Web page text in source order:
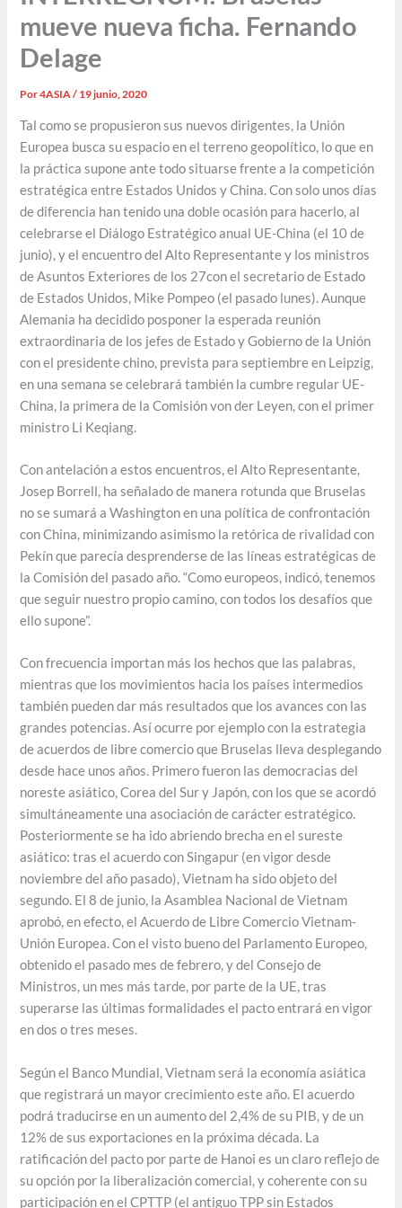
mueve nueva ficha. Fernando
Delage
Por4ASIA/ 19 junio, 2020
Tal como se propusieron sus nuevos dirigentes, la Unión
Europea busca su espacio en el terreno geopolítico, lo que en
la práctica supone ante todo situarse frente a la competición
estratégica entre Estados Unidos y China. Con solo unos días
de diferencia han tenido una doble ocasión para hacerlo, al
celebrarse el Diálogo Estratégico anual UE-China (el 10 de
junio), y el encuentro del Alto Representante y los ministros
de Asuntos Exteriores de los 27con el secretario de Estado
de Estados Unidos, Mike Pompeo (el pasado lunes). Aunque
Alemania ha decidido posponer la esperada reunión
extraordinaria de los jefes de Estado y Gobierno de la Unión
con el presidente chino, prevista para septiembre en Leipzig,
en una semana se celebrará también la cumbre regular UE-
China, la primera de la Comisión von der Leyen, con el primer
ministro Li Keqiang.
Con antelación a estos encuentros, el Alto Representante,
Josep Borrell, ha señalado de manera rotunda que Bruselas
no se sumará a Washington en una política de confrontación
con China, minimizando asimismo la retórica de rivalidad con
Pekín que parecía desprenderse de las líneas estratégicas de
la Comisión del pasado año. “Como europeos, indicó, tenemos
que seguir nuestro propio camino, con todos los desafíos que
ello supone”.
Con frecuencia importan más los hechos que las palabras,
mientras que los movimientos hacia los países intermedios
también pueden dar más resultados que los avances con las
grandes potencias. Así ocurre por ejemplo con la estrategia
de acuerdos de libre comercio que Bruselas lleva desplegando
desde hace unos años. Primero fueron las democracias del
noreste asiático, Corea del Sur y Japón, con los que se acordó
simultáneamente una asociación de carácter estratégico.
Posteriormente se ha ido abriendo brecha en el sureste
asiático: tras el acuerdo con Singapur (en vigor desde
noviembre del año pasado), Vietnam ha sido objeto del
segundo. El 8 de junio, la Asamblea Nacional de Vietnam
aprobó, en efecto, el Acuerdo de Libre Comercio Vietnam-
Unión Europea. Con el visto bueno del Parlamento Europeo,
obtenido el pasado mes de febrero, y del Consejo de
Ministros, un mes más tarde, por parte de la UE, tras
superarse las últimas formalidades el pacto entrará en vigor
en dos o tres meses.
Según el Banco Mundial, Vietnam será la economía asiática
que registrará un mayor crecimiento este año. El acuerdo
podrá traducirse en un aumento del 2,4% de su PIB, y de un
12% de sus exportaciones en la próxima década. La
ratificación del pacto por parte de Hanoi es un claro reflejo de
su opción por la liberalización comercial, y coherente con su
participación en el CPTTP (el antiguo TPP sin Estados